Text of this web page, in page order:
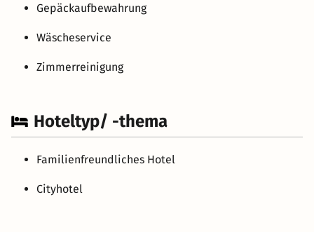
Gepäckaufbewahrung
Wäscheservice
Zimmerreinigung
Hoteltyp/ -thema
Familienfreundliches Hotel
Cityhotel